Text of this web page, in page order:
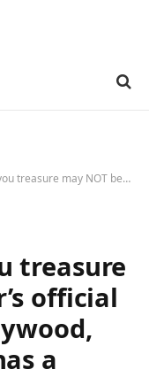
official signature – In Bollywood, even a signature has a double role
treasure
official
a